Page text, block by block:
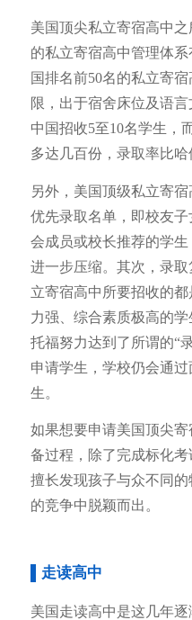
美国顶尖私立寄宿高中
的私立寄宿高中管理体
国排名前50名的私立寄
限，出于宿舍床位及语
中国招收5至10名学生，
多达几百份，录取率比哈
另外，美国顶级私立寄
优先录取名单，即校友
会成员或校长推荐的学
进一步压缩。其次，录
立寄宿高中所要招收的
力强、综合素质极高的
托福努力达到了所谓的“
申请学生，学校仍会通
生。
如果想要申请美国顶尖
备过程，除了完成标化
擅长发现孩子与众不同
的竞争中脱颖而出。
▌走读高中
美国走读高中是这几年